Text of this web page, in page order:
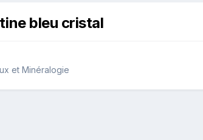
bleu cristal
et Minéralogie